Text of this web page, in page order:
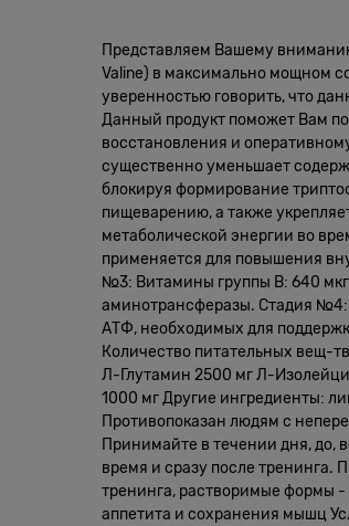
Представляем Вашему
Valine) в максимально мощном
уверенностью говорить, что
Данный продукт поможет Вам
восстановления и
существенно уменьшает
блокируя формирование
пищеварению, а также
метаболической энергии во
применяется для повышения
№3: Витамины группы В: 640
аминотрансферазы. Стадия №4:
АТФ, необходимых для
Количество питательных вещ-
Л-Глутамин 2500 мг Л-
1000 мг Другие ингредиенты:
Противопоказан людям с
Принимайте в течении дня, до,
время и сразу после тренинга.
тренинга, растворимые формы -
аппетита и сохранения мышц